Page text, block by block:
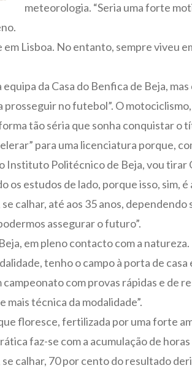
meteorologia. “Seria uma forte
Lisboa. No entanto, sempre viveu
da Casa do Benfica de Beja,
no futebol”. O
tão séria que sonha conquistar
para uma licenciatura porque,
Politécnico de Beja, vou tirar
estudos de lado, porque isso, sim,
calhar, até aos 35 anos,
assegurar o futuro”.
em pleno contacto com a
tenho o campo à porta de
com provas rápidas e de
técnica da modalidade”.
floresce, fertilizada por uma forte
faz-se com a acumulação de
calhar, 70 por cento do resultado